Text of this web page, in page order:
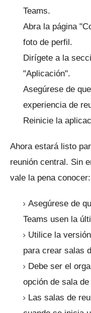
Teams.
Abra la página
foto de perfil.
Dirígete a la
"Aplicación".
Asegúrese de
experiencia de
Reinicie la
Ahora estará listo
reunión central. Sin
vale la pena conocer:
Asegúrese de
Teams usen la
Utilice la
para crear salas
Debe ser el
opción de sala
Las salas de